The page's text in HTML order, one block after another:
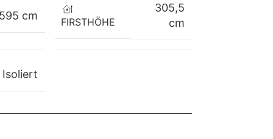
595 cm
FIRSTHÖHE
305,5
cm
Isoliert